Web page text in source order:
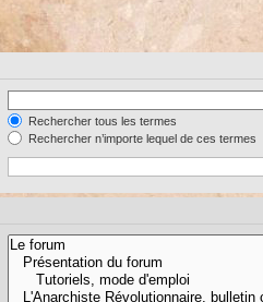
Rechercher tous les termes
Rechercher n’importe lequel de ces termes